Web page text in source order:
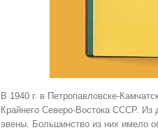
В 1940 г. в Петропавловске-
Крайнего Северо-Востока СССР.
эвены. Большинство из них имело